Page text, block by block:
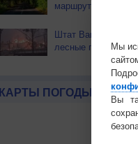
маршрут через тень
Штат Вашингтон
лесные пожары
КАРТЫ ПОГОДЫ
Мы
Вы